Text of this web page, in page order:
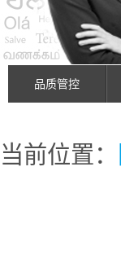
品质管控
当前位置：